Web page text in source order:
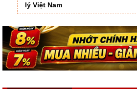
lý Việt Nam